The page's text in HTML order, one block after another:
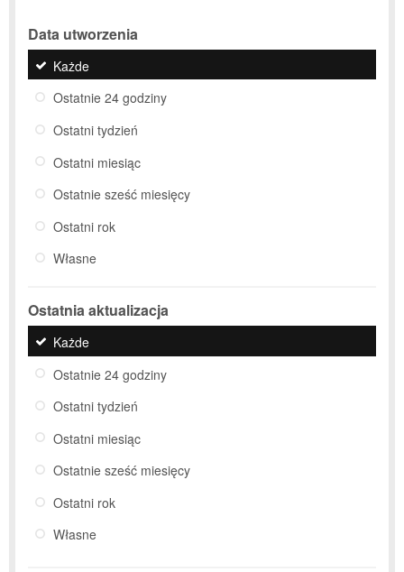
Data utworzenia
Każde
Ostatnie 24 godziny
Ostatni tydzień
Ostatni miesiąc
Ostatnie sześć miesięcy
Ostatni rok
Własne
Ostatnia aktualizacja
Każde
Ostatnie 24 godziny
Ostatni tydzień
Ostatni miesiąc
Ostatnie sześć miesięcy
Ostatni rok
Własne